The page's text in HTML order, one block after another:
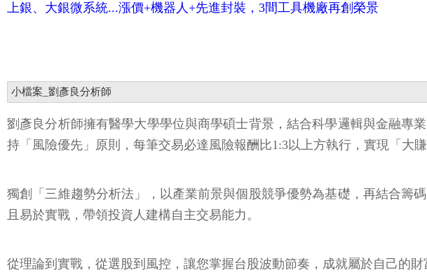
上銀、大銀微系統...漲價+機器人+先進封裝，3間工具機廠再創榮景
小檔案_劉彥良分析師
劉彥良分析師擁有醫學大學學位與商學碩士背景，結合科學邏輯與金融專
持「風險優先」原則，每筆交易必達風險報酬比1:3以上方執行，實現「大
獨創「三維趨勢分析法」，以產業前景與個股競爭優勢為基礎，再結合籌
且易於實戰，帶領投資人建構自主交易能力。
從理論到實戰，從選股到風控，讓您掌握台股波動節奏，成就屬於自己的財